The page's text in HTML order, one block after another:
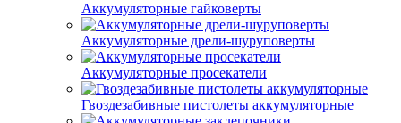
Аккумуляторные гайковерты
Аккумуляторные дрели-шуруповерты
Аккумуляторные просекатели
Гвоздезабивные пистолеты аккумуляторные